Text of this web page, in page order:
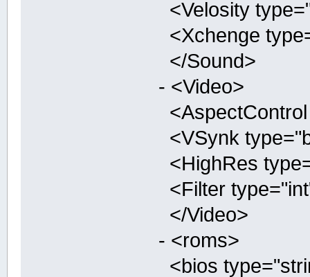
<Velosity
<Xchenge
</Sound>
- <Video>
<VSynk
<HighRes
<Filter
</Video>
- <roms>
<bios